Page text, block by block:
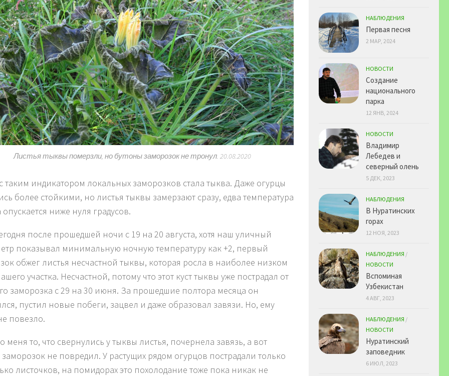
Листья тыквы померзли, но бутоны заморозок не тронул. 20.08.2020
таким индикатором локальных заморозков стала тыква. Даже огурцы
более стойкими, но листья тыквы замерзают сразу, едва температура
опускается ниже нуля градусов.
после прошедшей ночи с 19 на 20 августа, хотя наш уличный
показывал минимальную ночную температуру как +2, первый
обжег листья несчастной тыквы, которая росла в наиболее низком
участка. Несчастной, потому что этот куст тыквы уже пострадал от
заморозка с 29 на 30 июня. За прошедшие полтора месяца он
пустил новые побеги, зацвел и даже образовал завязи. Но, ему
повезло.
меня то, что свернулись у тыквы листья, почернела завязь, а вот
не повредил. У растущих рядом огурцов пострадали только
листочков, на помидорах это похолодание тоже пока никак не
НАБЛЮДЕНИЯ
Первая песня
2 МАР, 2024
НОВОСТИ
Создание
национального
парка
12 ЯНВ, 2024
НОВОСТИ
Владимир
Лебедев и
северный олень
5 ДЕК, 2023
НАБЛЮДЕНИЯ
В Нуратинских
горах
12 НОЯ, 2023
НАБЛЮДЕНИЯ /
НОВОСТИ
Вспоминая
Узбекистан
4 АВГ, 2023
НАБЛЮДЕНИЯ /
НОВОСТИ
Нуратинский
заповедник
6 ИЮЛ, 2023